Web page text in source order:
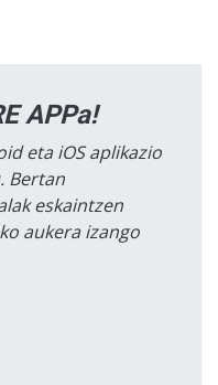
APPa!
eta iOS aplikazio
Bertan
eskaintzen
aukera izango